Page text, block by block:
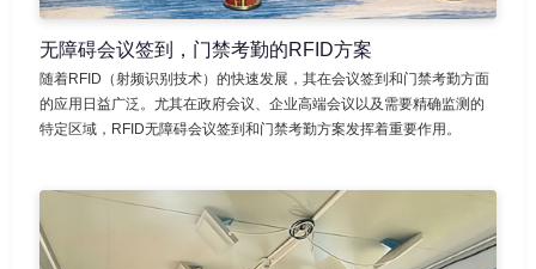
无障碍会议签到，门禁考勤的RFID方案
随着RFID（射频识别技术）的快速发展，其在会议签到和门禁考勤方面
的应用日益广泛。尤其在政府会议、企业高端会议以及需要精确监测的
特定区域，RFID无障碍会议签到和门禁考勤方案发挥着重要作用。